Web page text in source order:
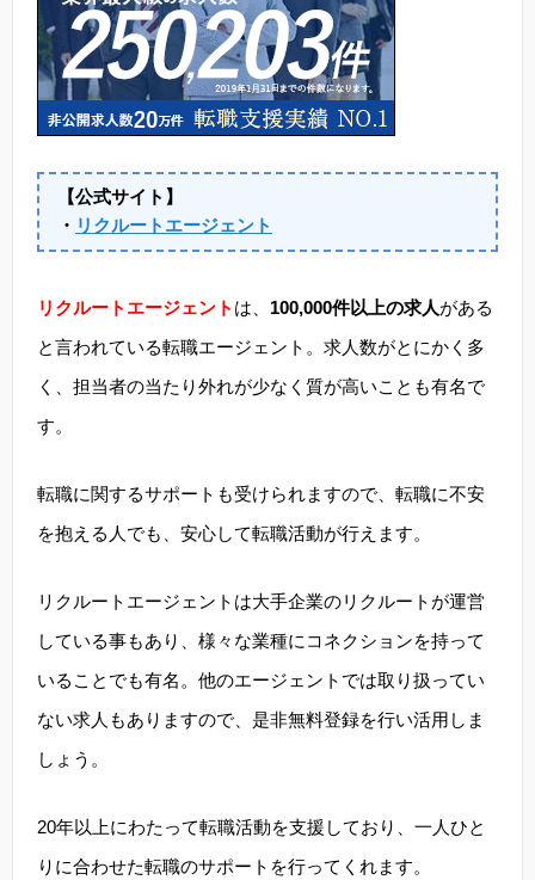
【公式サイト】
・ リクルートエージェント
リクルートエージェント は、 100,000件以上の求人がある
と言われている転職エージェント。求人数がとにかく多
く、担当者の当たり外れが少なく質が高いことも有名で
す。
転職に関するサポートも受けられますので、転職に不安
を抱える人でも、安心して転職活動が行えます。
リクルートエージェントは大手企業のリクルートが運営
している事もあり、様々な業種にコネクションを持って
いることでも有名。他のエージェントでは取り扱ってい
ない求人もありますので、是非無料登録を行い活用しま
しょう。
20年以上にわたって転職活動を支援しており、一人ひと
りに合わせた転職のサポートを行ってくれます。